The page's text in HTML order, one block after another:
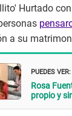
Hurtado
a su
PUEDES VER:
Rosa
propio y